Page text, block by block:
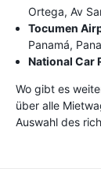
Ortega, Av
Tocumen
Panamá,
National Car
Wo gibt es
über alle
Auswahl des